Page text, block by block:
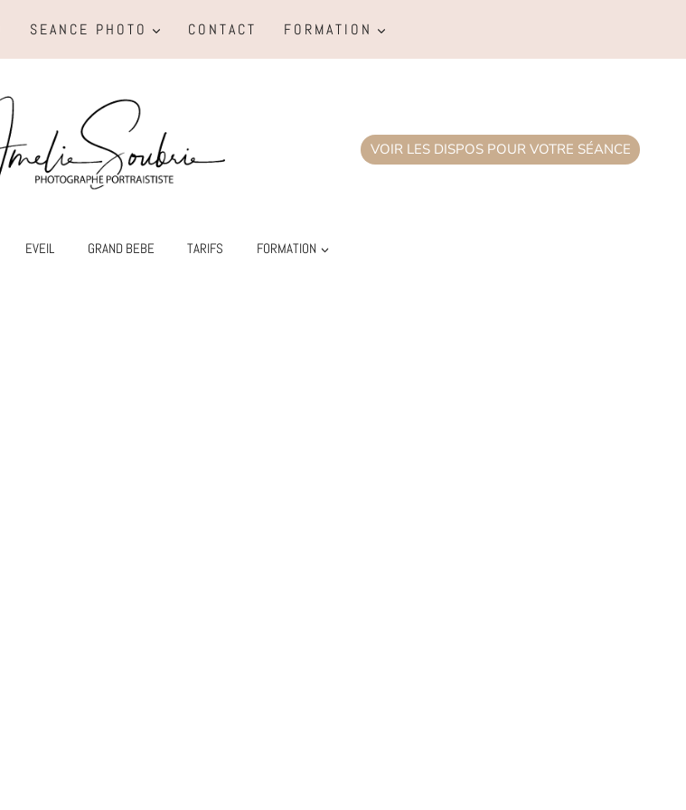
SEANCE PHOTO CONTACT FORMATION
VOIR LES DISPOS POUR VOTRE SÉANCE
EVEIL GRAND BEBE TARIFS FORMATION